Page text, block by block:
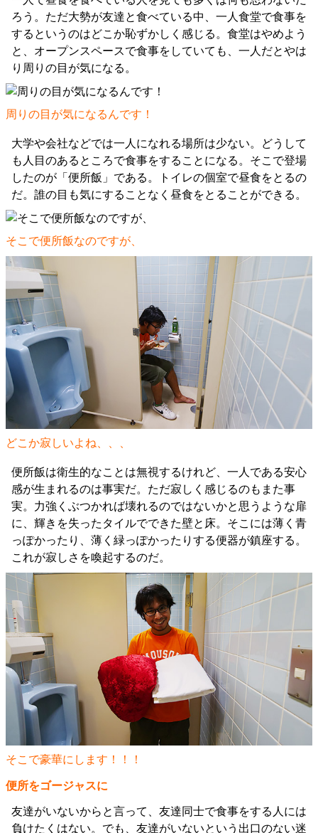
ろう。ただ大勢が友達と食べている中、一人食堂で食事を
するというのはどこか恥ずかしく感じる。食堂はやめよう
と、オープンスペースで食事をしていても、一人だとやは
り周りの目が気になる。
周りの目が気になるんです！
大学や会社などでは一人になれる場所は少ない。どうして
も人目のあるところで食事をすることになる。そこで登場
したのが「便所飯」である。トイレの個室で昼食をとるの
だ。誰の目も気にすることなく昼食をとることができる。
そこで便所飯なのですが、
どこか寂しいよね、、、
便所飯は衛生的なことは無視するけれど、一人である安心
感が生まれるのは事実だ。ただ寂しく感じるのもまた事
実。力強くぶつかれば壊れるのではないかと思うような扉
に、輝きを失ったタイルでできた壁と床。そこには薄く青
っぽかったり、薄く緑っぽかったりする便器が鎮座する。
これが寂しさを喚起するのだ。
そこで豪華にします！！！
便所をゴージャスに
友達がいないからと言って、友達同士で食事をする人には
負けたくはない。でも、友達がいないという出口のない迷